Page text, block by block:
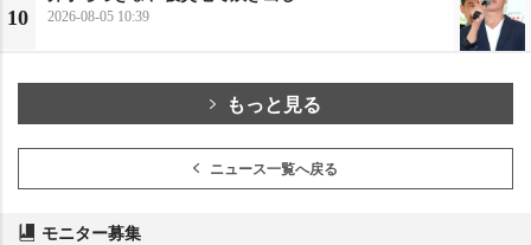
10 2026-08-05 10:39
もっと見る
ニュース一覧へ戻る
モニター募集